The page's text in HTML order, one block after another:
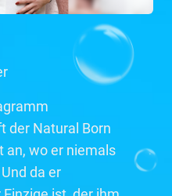
der Natural Born
an, wo er niemals
da er